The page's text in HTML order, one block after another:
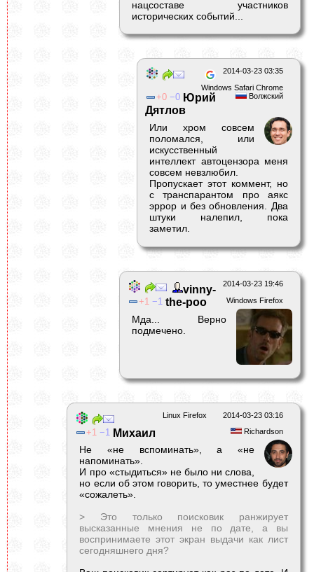
нацсоставе участников
исторических событий...
2014-03-23 03:35
Windows Safari Chrome
Волжский
0 0 Юрий
Дятлов
Или хром совсем
поломался, или
искусственный
интеллект автоцензора меня
совсем невзлюбил.
Пропускает этот коммент, но
с транспарантом про аякс
эррор и без обновления. Два
штуки налепил, пока
заметил.
2014-03-23 19:46
Windows Firefox
1 1
vinny-
the-poo
Мда... Верно
подмечено.
2014-03-23 03:16
Linux Firefox
Richardson
1 1 Михаил
Не «не вспоминать», а «не
напоминать».
И про «стыдиться» не было ни слова,
но если об этом говорить, то уместнее будет
«сожалеть».
> Это только поисковик ранжирует
высказанные мнения не по дате, а вы
воспринимаете этот экран выдачи как лист
сегодняшнего дня?